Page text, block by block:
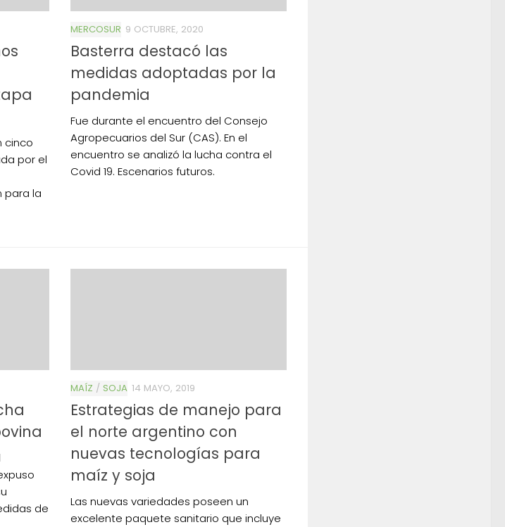
cinco
por el
para la
MERCOSUR 9 OCTUBRE, 2020
Basterra destacó las
medidas adoptadas por la
pandemia
Fue durante el encuentro del Consejo
Agropecuarios del Sur (CAS). En el
encuentro se analizó la lucha contra el
Covid 19. Escenarios futuros.
de
MAÍZ / SOJA 14 MAYO, 2019
Estrategias de manejo para
el norte argentino con
nuevas tecnologías para
maíz y soja
Las nuevas variedades poseen un
excelente paquete sanitario que incluye